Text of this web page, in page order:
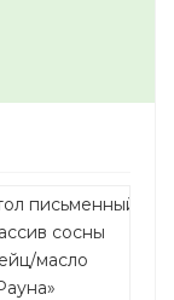
письменный
сосны
масло